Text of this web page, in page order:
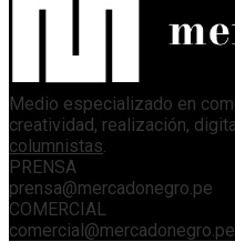
Medio especializado en
creatividad, realización,
columnistas
PRENSA
prensa@mercadonegro.pe
COMERCIAL
comercial@mercadonegro.pe